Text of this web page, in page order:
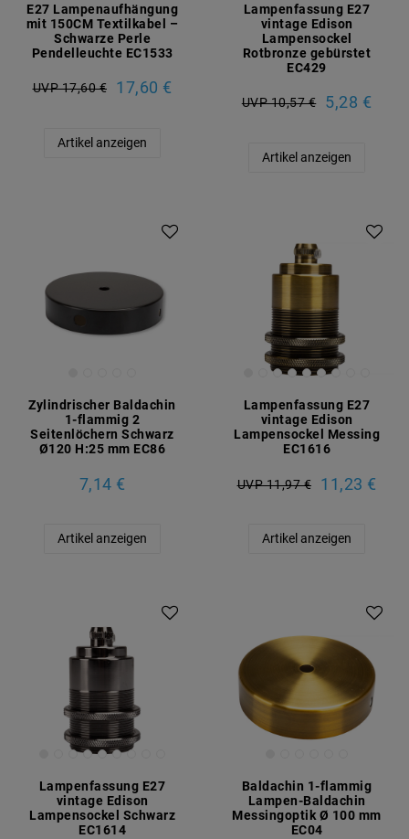
E27 Lampenaufhängung
mit 150CM Textilkabel –
Schwarze Perle
Pendelleuchte EC1533
UVP 17,60 € 17,60 €
Artikel anzeigen
Lampenfassung E27
vintage Edison
Lampensockel
Rotbronze gebürstet
EC429
UVP 10,57 € 5,28 €
Artikel anzeigen
Zylindrischer Baldachin
1-flammig 2
Seitenlöchern Schwarz
Ø120 H:25 mm EC86
7,14 €
Artikel anzeigen
Lampenfassung E27
vintage Edison
Lampensockel Messing
EC1616
UVP 11,97 € 11,23 €
Artikel anzeigen
Lampenfassung E27
vintage Edison
Lampensockel Schwarz
EC1614
Baldachin 1-flammig
Lampen-Baldachin
Messingoptik Ø 100 mm
EC04